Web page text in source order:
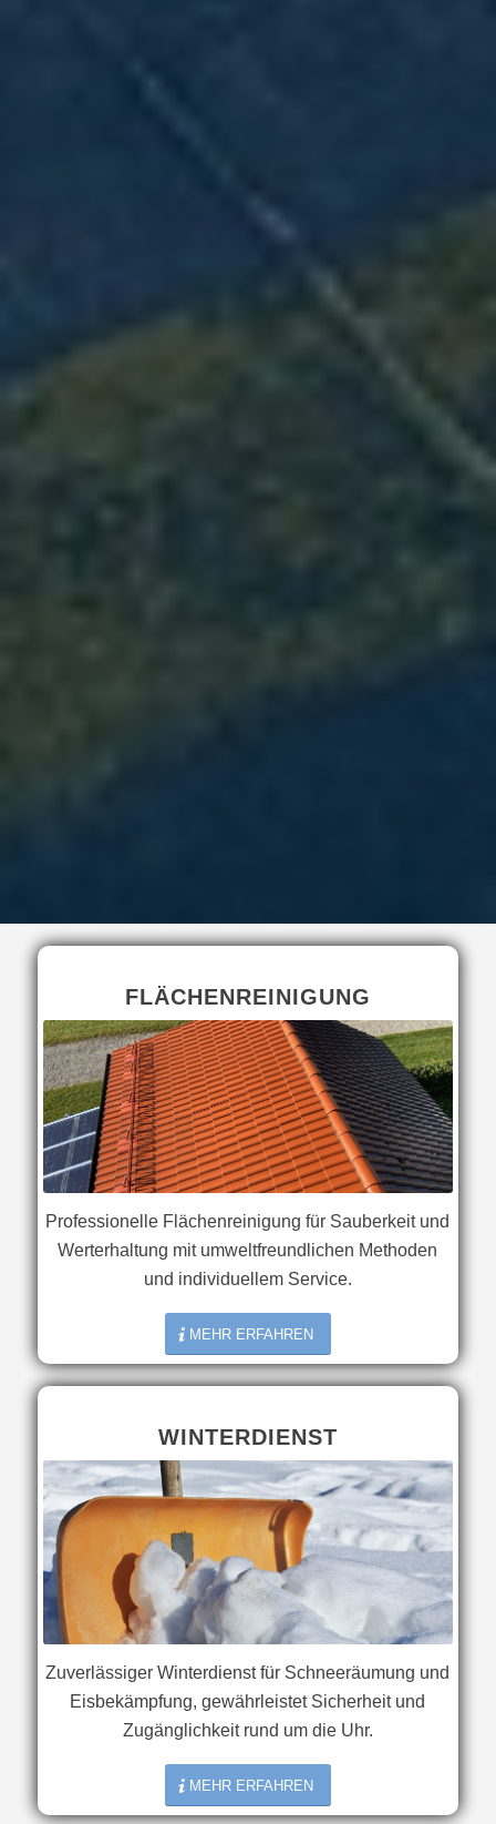
FLÄCHENREINIGUNG
Professionelle Flächenreinigung für Sauberkeit und
Werterhaltung mit umweltfreundlichen Methoden
und individuellem Service.
MEHR ERFAHREN
WINTERDIENST
Zuverlässiger Winterdienst für Schneeräumung und
Eisbekämpfung, gewährleistet Sicherheit und
Zugänglichkeit rund um die Uhr.
MEHR ERFAHREN